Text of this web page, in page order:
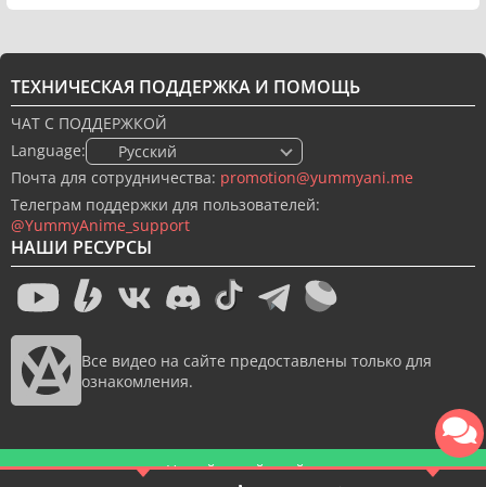
НАШИ РЕСУРСЫ
Все видео на сайте предоставлены только для
ознакомления.
ТЕХНИЧЕСКАЯ ПОДДЕРЖКА И ПОМОЩЬ
ЧАТ С ПОДДЕРЖКОЙ
Language:
🇷🇺 Русский
Почта для сотрудничества: promotion@yummyani.me
Телеграм поддержки для пользователей:
@YummyAnime_support
Новый дизайн сайта